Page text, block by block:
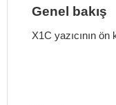
Genel bakış
X1C yazıcının ön